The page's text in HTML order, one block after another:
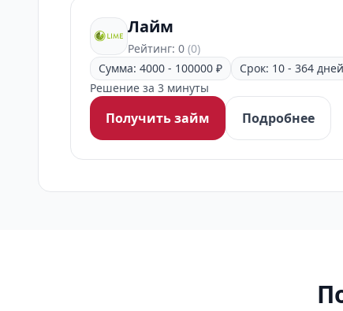
Лайм
Рейтинг: 0 (0)
Сумма: 4000 - 100000 ₽
Срок: 10 - 364 дней
Решение за 3 минуты
Получить займ Подробнее